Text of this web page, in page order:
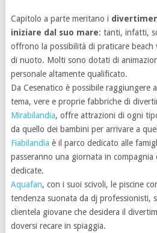
Capitolo a parte meritano i
iniziare dal suo mare: tanti, infatti,
offrono la possibilità di praticare beach
di nuoto. Molti sono dotati di
personale altamente qualificato.
Da Cesenatico è possibile raggiungere
tema, vere e proprie fabbriche di
Mirabilandia, offre attrazioni di ogni
da quello dei bambini per arrivare a
Fiabilandia è il parco dedicato alle
passeranno una giornata in
dedicate.
Aquafan, con i suoi scivoli, le piscine
tendenza suonata da dj professionisti,
clientela giovane che desidera il
doversi recare in spiaggia.